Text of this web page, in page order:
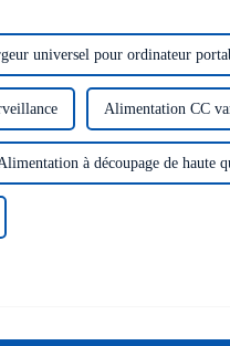
universel pour ordinateur
Alimentation CC
à découpage de haute